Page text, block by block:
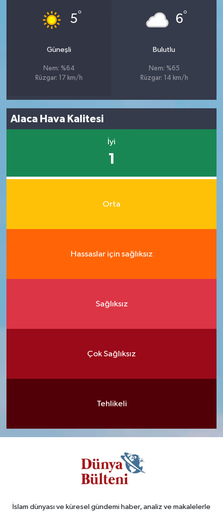
5°
Güneşli
Nem: %64
Rüzgar: 17 km/h
6°
Bulutlu
Nem: %65
Rüzgar: 14 km/h
Alaca Hava Kalitesi
İyi
1
Orta
Hassaslar için sağlıksız
Sağlıksız
Çok Sağlıksız
Tehlikeli
İslam dünyası ve küresel gündemi haber, analiz ve makalelerle